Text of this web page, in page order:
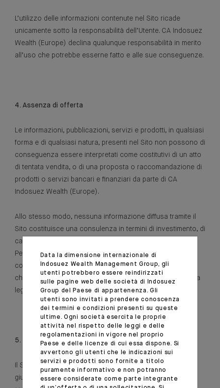
L’utilizzo delle informazioni contenute nel Sito ricade
unicamente sotto la responsabilità dell’Utente. CA Indosuez
Wealth (Europe) declina qualunque responsabilità in merito
all’uso che potrebbe esserne fatto e alle sue conseguenze.
4. Assenza di offerta
Le informazioni, pubblicazioni, servizi e prodotti, in qualsiasi
forma e di qualsiasi natura, presenti nel Sito non possono di
conseguenza essere interpretati come costitutivi di un atto
di tentata vendita, o di una proposta o raccomandazione di
prodotti o servizi bancari e finanziari da parte di CA
Indosuez Wealth (Europe).
Allo stesso modo, nessuna informazione diffusa tramite il
Sito costituisce una consulenza in termini di investimento, di
carattere giuridico o di carattere fiscale.
Per qualsiasi ulteriore informazione l'Utente potrà
contattare, se lo desidera, CA Indosuez Wealth (Europe)
che provvederà a soddisfare le sue richieste nei limiti della
legislazione e della normativa vigenti.
5. Restrizioni all’accesso al sito e ai Servizi e Prodotti
Il Sito non è destinato alle persone sottoposte a
giurisdizioni in cui (per ragioni di nazionalità, luogo di
Data la dimensione internazionale di
Indosuez Wealth Management Group, gli
utenti potrebbero essere reindirizzati
sulle pagine web delle società di Indosuez
Group del Paese di appartenenza. Gli
utenti sono invitati a prendere conoscenza
dei termini e condizioni presenti su queste
ultime. Ogni società esercita le proprie
attività nel rispetto delle leggi e delle
regolamentazioni in vigore nel proprio
Paese e delle licenze di cui essa dispone. Si
avvertono gli utenti che le indicazioni sui
servizi e prodotti sono fornite a titolo
puramente informativo e non potranno
essere considerate come parte integrante